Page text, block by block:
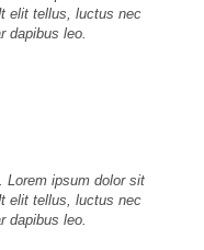
elit tellus, luctus nec
dapibus leo.
Lorem ipsum dolor sit
elit tellus, luctus nec
dapibus leo.